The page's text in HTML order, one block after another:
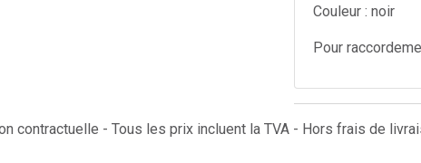
Couleur : noir
Pour
contractuelle - Tous les prix incluent la TVA - Hors frais de